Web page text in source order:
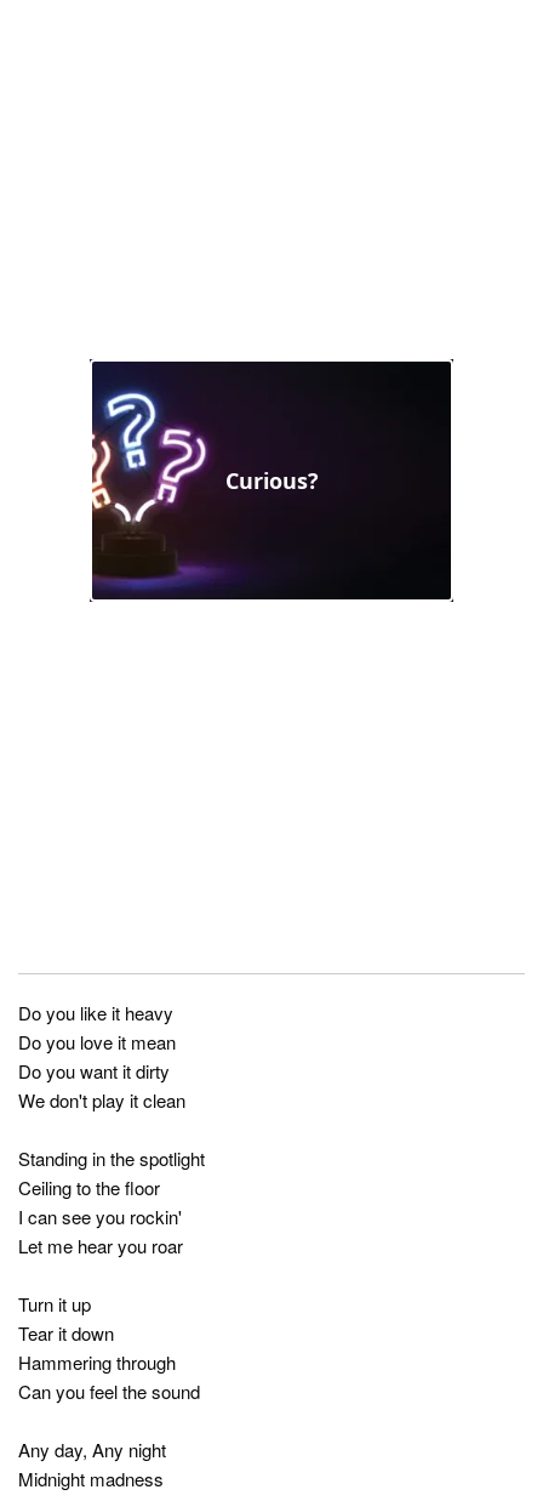
Do you like it heavy
Do you love it mean
Do you want it dirty
We don't play it clean
Standing in the spotlight
Ceiling to the floor
I can see you rockin'
Let me hear you roar
Turn it up
Tear it down
Hammering through
Can you feel the sound
Any day, Any night
Midnight madness